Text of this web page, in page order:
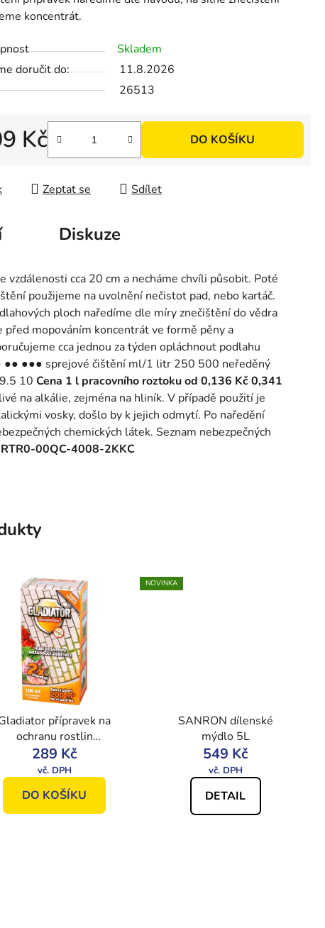
koncentrát.
Skladem
doručit do:
11.8.2026
26513
Kč DO KOŠÍKU
Zeptat se Sdílet
Diskuze
vzdálenosti cca 20 cm a necháme chvíli působit. Poté
použijeme na uvolnění nečistot pad, nebo kartáč.
ploch naředíme dle míry znečištění do vědra
mopováním koncentrát ve formě pěny a
cca jednou za týden opláchnout podlahu
●●● sprejové čištění ml/1 litr 250 500 neředěný
10 Cena 1 l pracovního roztoku od 0,136 Kč0,341
na alkálie, zejména na hliník. V případě použití je
vosky, došlo by k jejich odmytí. Po naředění
chemických látek. Seznam nebezpečných
RTR0-00QC-4008-2KKC
přípravek na
ochranu rostlin
100ml
289 Kč
DO KOŠÍKU
NOVINKA
SANRON dílenské
mýdlo 5L
549 Kč
DETAIL